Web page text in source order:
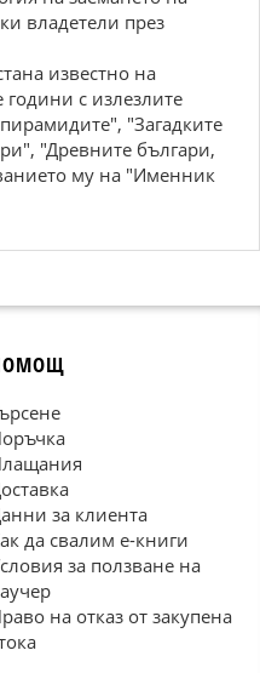
владетели през
известно на
години с излезлите
"Загадките
"Древните българи,
му на "Именник
за клиента
да свалим е-книги
за ползване на
на отказ от закупена